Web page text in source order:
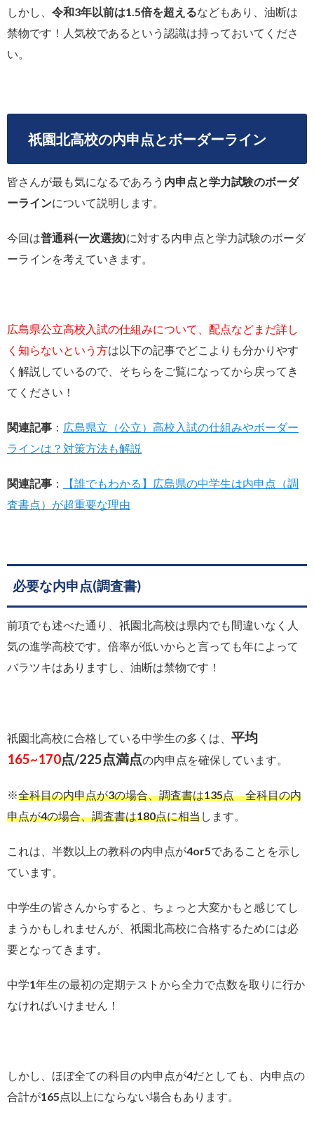
しかし、 令和3年以前は1.5倍を超えるなどもあり、油断は
禁物です！人気校であるという認識は持っておいてくださ
い。
祇園北高校の内申点とボーダーライン
皆さんが最も気になるであろう 内申点と学力試験のボーダ
ーラインについて説明します。
今回は普通科(一次選抜)に対する内申点と学力試験のボーダ
ーラインを考えていきます。
広島県公立高校入試の仕組みについて、配点などまだ詳し
く知らないという方は以下の記事でどこよりも分かりやす
く解説しているので、そちらをご覧になってから戻ってき
てください！
関連記事 ： 広島県立（公立）高校入試の仕組みやボーダー
ラインは？対策方法も解説
関連記事 ：
【誰でもわかる】広島県の中学生は内申点（調
査書点）が超重要な理由
必要な内申点(調査書)
前項でも述べた通り、祇園北高校は県内でも間違いなく人
気の進学高校です。倍率が低いからと言っても年によって
バラツキはありますし、油断は禁物です！
祇園北高校に合格している中学生の多くは、 平均
165~170点/225点満点の内申点を確保しています。
※全科目の内申点が3の場合、調査書は135点 全科目の内
申点が4の場合、調査書は180点に相当します。
これは、半数以上の教科の内申点が4or5であることを示し
ています。
中学生の皆さんからすると、ちょっと大変かもと感じてし
まうかもしれませんが、祇園北高校に合格するためには必
要となってきます。
中学1年生の最初の定期テストから全力で点数を取りに行か
なければいけません！
しかし、ほぼ全ての科目の内申点が4だとしても、内申点の
合計が165点以上にならない場合もあります。